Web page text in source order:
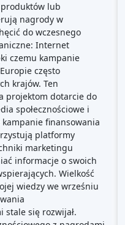
lub
nagrody w
do wczesnego
Internet
czemu kampanie
często
krajów. Ten
projektom dotarcie do
społecznościowe i
finansowania
platformy
marketingu
informacje o swoich
Wielkość
wiedzy we wrześniu
stale się rozwijał.